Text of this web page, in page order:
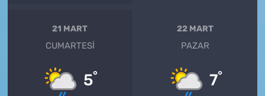
21 MART
CUMARTESI
5°
22 MART
PAZAR
7°